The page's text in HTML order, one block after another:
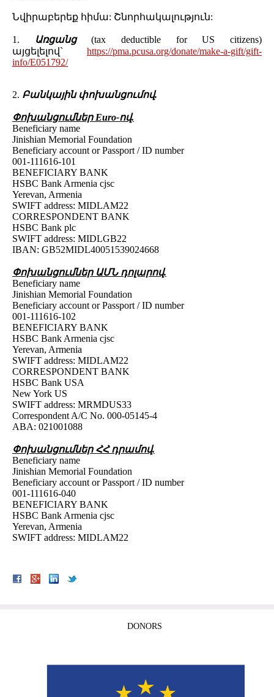
​Նվիրաբերեք հիմա: Շնորհակալություն:
1. Առցանց(tax deductible for US citizens)
այցելելով` https://pma.pcusa.org/donate/make-a-gift/gift-
info/E051792/
2. Բանկային փոխանցումով.
Փոխանցումներ Euro-ով.
Beneficiary name
Jinishian Memorial Foundation
Beneficiary account or Passport / ID number
001-111616-101
BENEFICIARY BANK
HSBC Bank Armenia cjsc
Yerevan, Armenia
SWIFT address: MIDLAM22
CORRESPONDENT BANK
HSBC Bank plc
SWIFT address: MIDLGB22
IBAN: GB52MIDL40051539024668
Փոխանցումներ ԱՄՆ դոլարով.
Beneficiary name
Jinishian Memorial Foundation
Beneficiary account or Passport / ID number
001-111616-102
BENEFICIARY BANK
HSBC Bank Armenia cjsc
Yerevan, Armenia
SWIFT address: MIDLAM22
CORRESPONDENT BANK
HSBC Bank USA
New York US
SWIFT address: MRMDUS33
Correspondent A/C No. 000-05145-4
ABA: 021001088
Փոխանցումներ ՀՀ դրամով.
Beneficiary name
Jinishian Memorial Foundation
Beneficiary account or Passport / ID number
001-111616-040
BENEFICIARY BANK
HSBC Bank Armenia cjsc
Yerevan, Armenia
SWIFT address: MIDLAM22
DONORS